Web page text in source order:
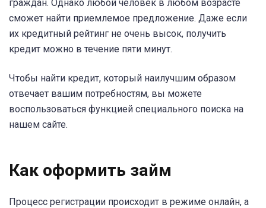
граждан. Однако любой человек в любом возрасте
сможет найти приемлемое предложение. Даже если
их кредитный рейтинг не очень высок, получить
кредит можно в течение пяти минут.
Чтобы найти кредит, который наилучшим образом
отвечает вашим потребностям, вы можете
воспользоваться функцией специального поиска на
нашем сайте.
Как оформить займ
Процесс регистрации происходит в режиме онлайн, а